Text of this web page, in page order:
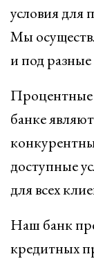
условия для
Мы
и под
Процентные
банке
доступные
для всех
Наш банк
кредитных